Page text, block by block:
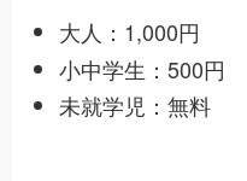
大人：1,000円
小中学生：500円
未就学児：無料